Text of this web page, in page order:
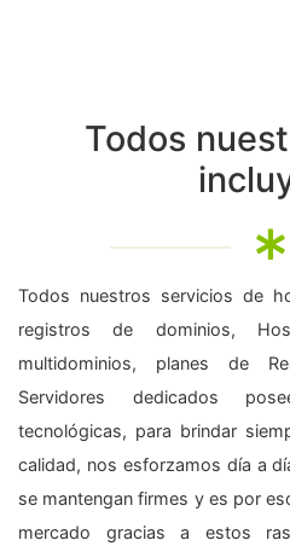
Todos
Todos nuestros servicios de
registros de dominios,
multidominios, planes de
Servidores dedicados
tecnológicas, para brindar
calidad, nos esforzamos día a
se mantengan firmes y es por
mercado gracias a estos